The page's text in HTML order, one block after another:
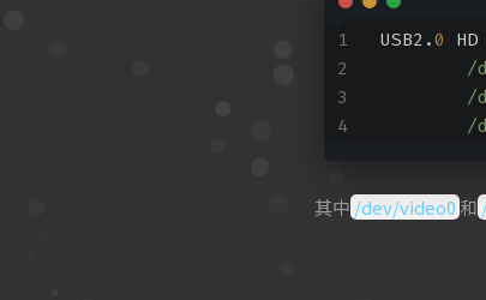
USB2.0
/
/
/
其中 /dev/video0 和